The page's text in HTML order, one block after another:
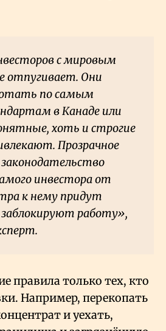
с мировым
отпугивает. Они
по самым
в Канаде или
хоть и строгие
Прозрачное
законодательство
инвестора от
к нему придут
работу»,
правила только тех, кто
Например, перекопать
и уехать,